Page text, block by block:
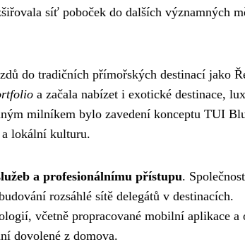
síť poboček do dalších významných
do tradičních přímořských destinací jako
a začala nabízet i exotické destinace,
milníkem bylo zavedení konceptu TUI
a lokální kulturu.
a profesionálnímu přístupu. Společnost
rozsáhlé sítě delegátů v destinacích.
včetně propracované mobilní aplikace a
dovolené z domova.